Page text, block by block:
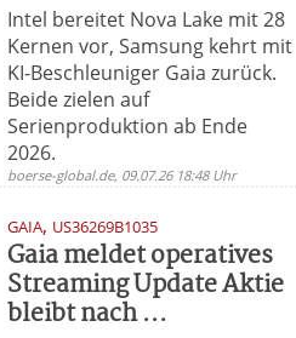
Intel bereitet Nova Lake mit 28
Kernen vor, Samsung kehrt mit
KI-Beschleuniger Gaia zurück.
Beide zielen auf
Serienproduktion ab Ende
2026.
boerse-global.de, 09.07.26 18:48 Uhr
GAIA, US36269B1035
Gaia meldet operatives
Streaming Update Aktie
bleibt nach ...